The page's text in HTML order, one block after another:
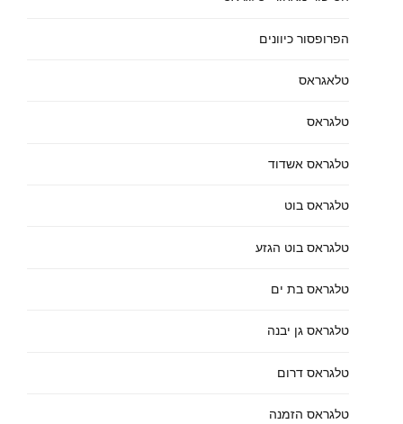
הפרופסור כיוונים
טלאגראס
טלגראס
טלגראס אשדוד
טלגראס בוט
טלגראס בוט הגזע
טלגראס בת ים
טלגראס גן יבנה
טלגראס דרום
טלגראס הזמנה